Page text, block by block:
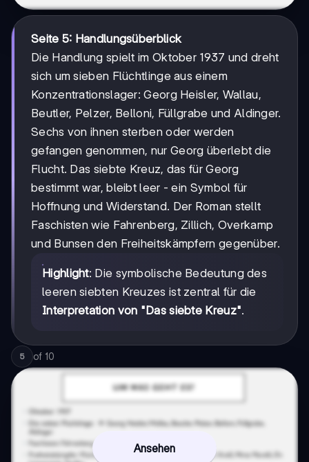
Seite 5: Handlungsüberblick
Die Handlung spielt im Oktober 1937 und dreht
sich um sieben Flüchtlinge aus einem
Konzentrationslager: Georg Heisler, Wallau,
Beutler, Pelzer, Belloni, Füllgrabe und Aldinger.
Sechs von ihnen sterben oder werden
gefangen genommen, nur Georg überlebt die
Flucht. Das siebte Kreuz, das für Georg
bestimmt war, bleibt leer - ein Symbol für
Hoffnung und Widerstand. Der Roman stellt
Faschisten wie Fahrenberg, Zillich, Overkamp
und Bunsen den Freiheitskämpfern gegenüber.
Highlight: Die symbolische Bedeutung des
leeren siebten Kreuzes ist zentral für die
Interpretation von "Das siebte Kreuz".
5 of 10
Ansehen